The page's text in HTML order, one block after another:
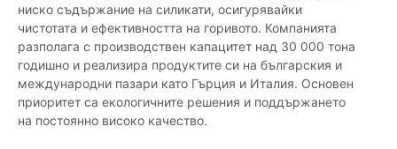
ниско съдържание на силикати, осигурявайки
чистотата и ефективността на горивото. Компанията
разполага с производствен капацитет над 30 000 тона
годишно и реализира продуктите си на българския и
международни пазари като Гърция и Италия. Основен
приоритет са екологичните решения и поддържането
на постоянно високо качество.